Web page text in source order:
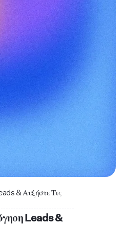
& Αυξήστε Τις
Leads &